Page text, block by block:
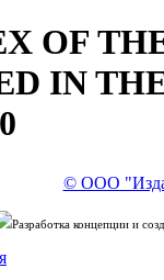
OF
IN
© ООО
Разработка концепции и